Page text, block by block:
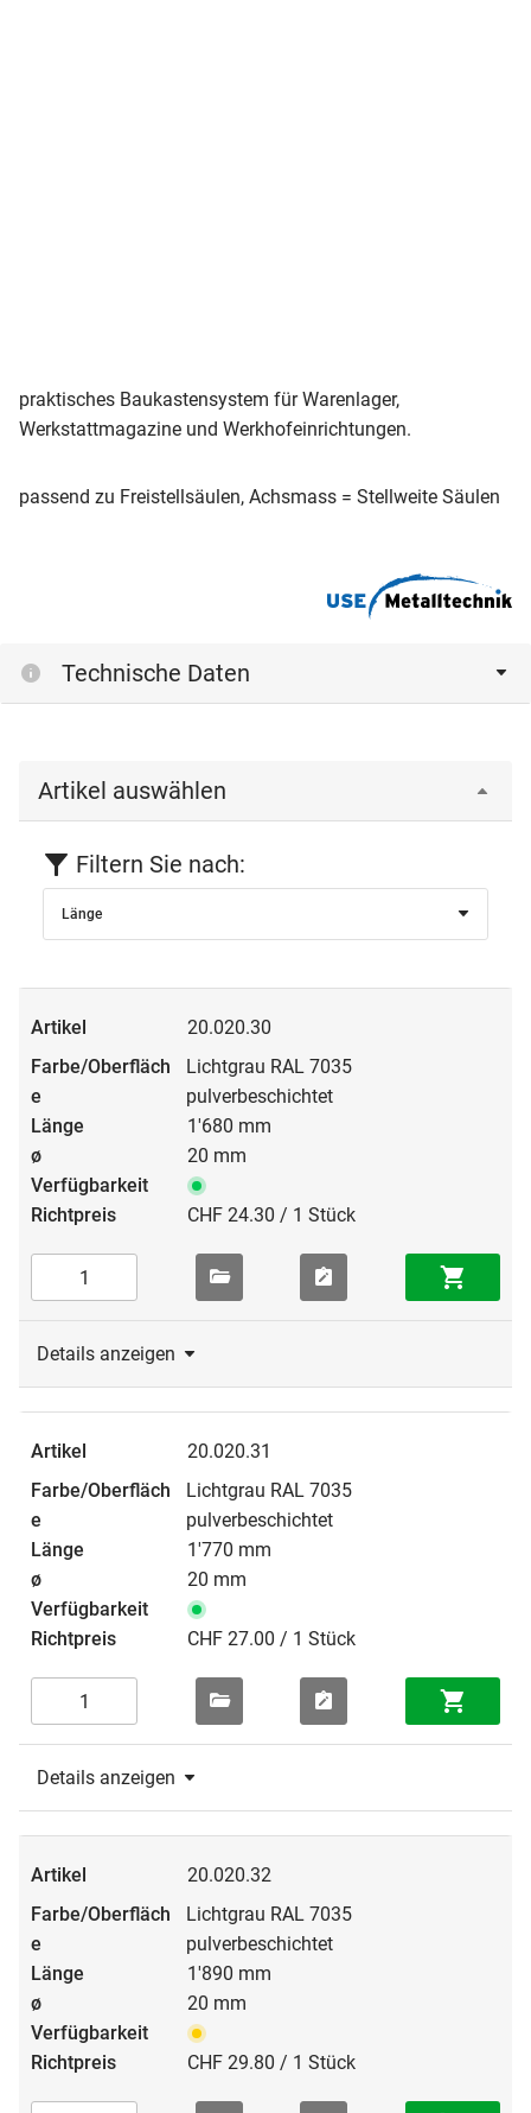
praktisches Baukastensystem für Warenlager,
Werkstattmagazine und Werkhofeinrichtungen.
passend zu Freistellsäulen, Achsmass = Stellweite Säulen
Technische Daten
Artikel auswählen
Filtern Sie nach:
Länge
20.020.30
Lichtgrau RAL 7035
pulverbeschichtet
1'680 mm
20 mm
CHF 24.30 / 1 Stück
Details anzeigen
20.020.31
Lichtgrau RAL 7035
pulverbeschichtet
1'770 mm
20 mm
CHF 27.00 / 1 Stück
Details anzeigen
20.020.32
Lichtgrau RAL 7035
pulverbeschichtet
1'890 mm
20 mm
CHF 29.80 / 1 Stück